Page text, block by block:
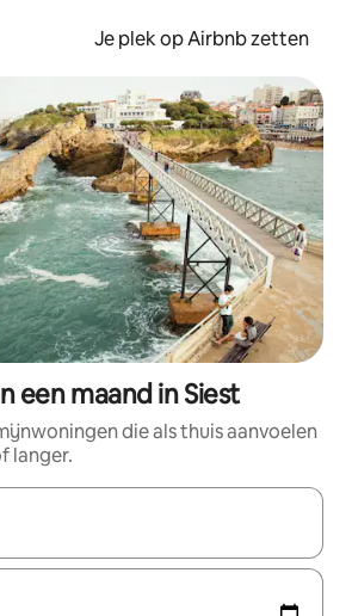
Je plek op Airbnb zetten
een maand in Siest
die als thuis aanvoelen
langer.
beschikbaar zijn, maak je een keuze